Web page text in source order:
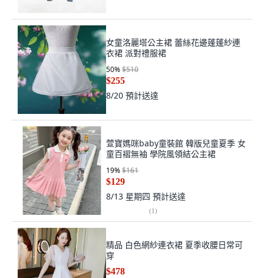
女童洛麗塔公主裙 蕾絲花邊蓬蓬紗連
衣裙 派對禮服裙
50%$510
$255
8/20 預計送達
萱寶媽咪baby童裝館 韓版兒童夏季 女
童百褶無袖 學院風領結公主裙
19%$161
$129
8/13 星期四 預計送達
(1)
精品 白色網紗連衣裙 夏季收腰日常可
穿
$478